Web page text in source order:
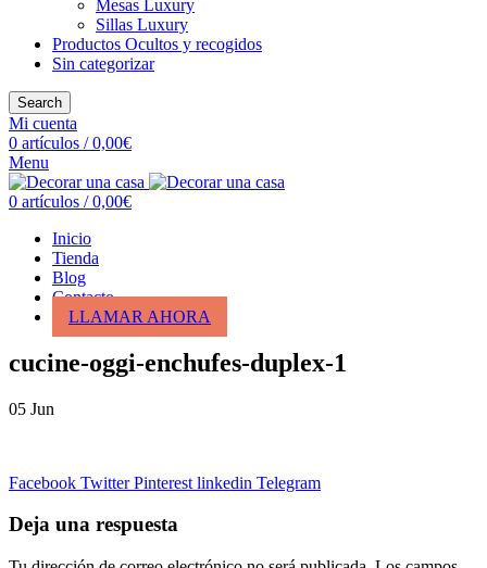
Mesas Luxury
Sillas Luxury
Productos Ocultos y recogidos
Sin categorizar
Search
Mi cuenta
0 artículos / 0,00€
Menu
0 artículos / 0,00€
Inicio
Tienda
Blog
Contacto
LLAMAR AHORA
cucine-oggi-enchufes-duplex-1
05 Jun
Facebook Twitter Pinterest linkedin Telegram
Deja una respuesta